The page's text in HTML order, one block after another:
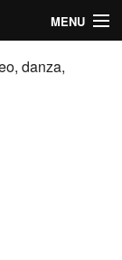
MENU
danza,